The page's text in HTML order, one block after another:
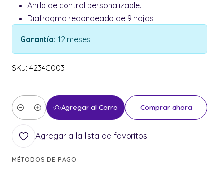
Anillo de control personalizable.
Diafragma redondeado de 9 hojas.
Garantía: 12 meses
SKU: 4234C003
Cantidad
Agregar al Carro Comprar ahora
Agregar a la lista de favoritos
MÉTODOS DE PAGO